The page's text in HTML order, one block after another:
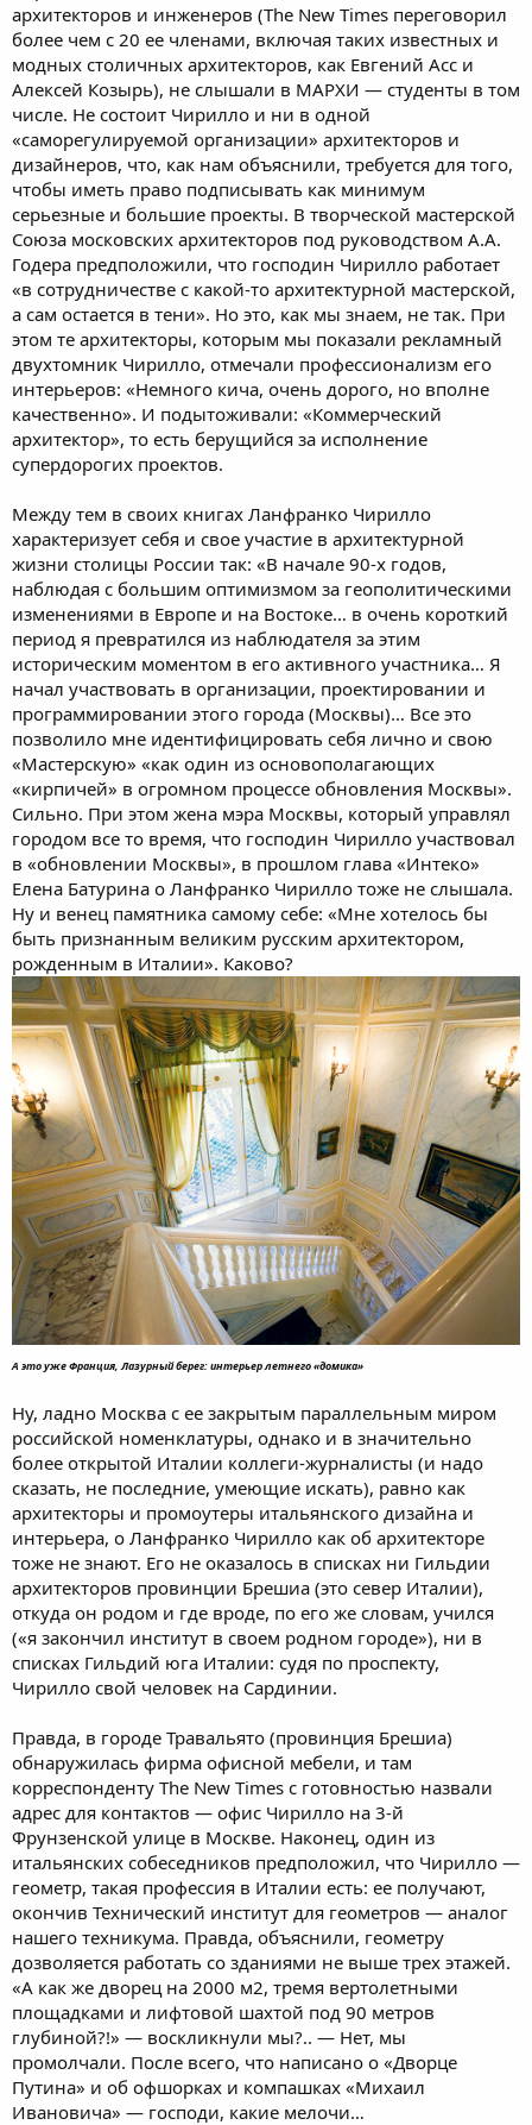
архитекторов и инженеров (The New Times переговорил
более чем с 20 ее членами, включая таких известных и
модных столичных архитекторов, как Евгений Асс и
Алексей Козырь), не слышали в МАРХИ — студенты в том
числе. Не состоит Чирилло и ни в одной
«саморегулируемой организации» архитекторов и
дизайнеров, что, как нам объяснили, требуется для того,
чтобы иметь право подписывать как минимум
серьезные и большие проекты. В творческой мастерской
Союза московских архитекторов под руководством А.А.
Годера предположили, что господин Чирилло работает
«в сотрудничестве с какой-то архитектурной мастерской,
а сам остается в тени». Но это, как мы знаем, не так. При
этом те архитекторы, которым мы показали рекламный
двухтомник Чирилло, отмечали профессионализм его
интерьеров: «Немного кича, очень дорого, но вполне
качественно». И подытоживали: «Коммерческий
архитектор», то есть берущийся за исполнение
супердорогих проектов.
Между тем в своих книгах Ланфранко Чирилло
характеризует себя и свое участие в архитектурной
жизни столицы России так: «В начале 90-х годов,
наблюдая с большим оптимизмом за геополитическими
изменениями в Европе и на Востоке… в очень короткий
период я превратился из наблюдателя за этим
историческим моментом в его активного участника… Я
начал участвовать в организации, проектировании и
программировании этого города (Москвы)… Все это
позволило мне идентифицировать себя лично и свою
«Мастерскую» «как один из основополагающих
«кирпичей» в огромном процессе обновления Москвы».
Сильно. При этом жена мэра Москвы, который управлял
городом все то время, что господин Чирилло участвовал
в «обновлении Москвы», в прошлом глава «Интеко»
Елена Батурина о Ланфранко Чирилло тоже не слышала.
Ну и венец памятника самому себе: «Мне хотелось бы
быть признанным великим русским архитектором,
рожденным в Италии». Каково?
А это уже Франция, Лазурный берег: интерьер летнего «домика»
Ну, ладно Москва с ее закрытым параллельным миром
российской номенклатуры, однако и в значительно
более открытой Италии коллеги-журналисты (и надо
сказать, не последние, умеющие искать), равно как
архитекторы и промоутеры итальянского дизайна и
интерьера, о Ланфранко Чирилло как об архитекторе
тоже не знают. Его не оказалось в списках ни Гильдии
архитекторов провинции Брешиа (это север Италии),
откуда он родом и где вроде, по его же словам, учился
(«я закончил институт в своем родном городе»), ни в
списках Гильдий юга Италии: судя по проспекту,
Чирилло свой человек на Сардинии.
Правда, в городе Травальято (провинция Брешиа)
обнаружилась фирма офисной мебели, и там
корреспонденту The New Times с готовностью назвали
адрес для контактов — офис Чирилло на 3-й
Фрунзенской улице в Москве. Наконец, один из
итальянских собеседников предположил, что Чирилло —
геометр, такая профессия в Италии есть: ее получают,
окончив Технический институт для геометров — аналог
нашего техникума. Правда, объяснили, геометру
дозволяется работать со зданиями не выше трех этажей.
«А как же дворец на 2000 м2, тремя вертолетными
площадками и лифтовой шахтой под 90 метров
глубиной?!» — воскликнули мы?.. — Нет, мы
промолчали. После всего, что написано о «Дворце
Путина» и об офшорках и компашках «Михаил
Ивановича» — господи, какие мелочи…